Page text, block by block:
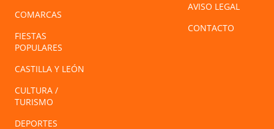
COMARCAS
FIESTAS
POPULARES
CASTILLA Y LEÓN
CULTURA /
TURISMO
DEPORTES
AVISO LEGAL
CONTACTO